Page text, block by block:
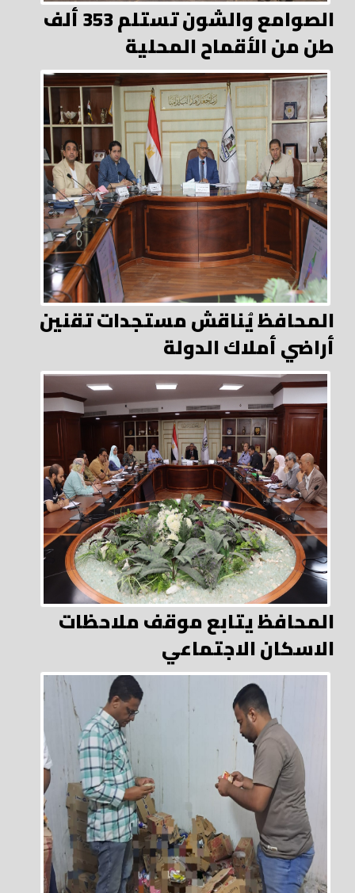
الصوامع والشون تستلم 353 ألف
طن من الأقماح المحلية
المحافظ يُناقش مستجدات تقنين
أراضي أملاك الدولة
المحافظ يتابع موقف ملاحظات
الاسكان الاجتماعي